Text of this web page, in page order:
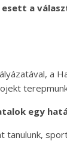
a
egy